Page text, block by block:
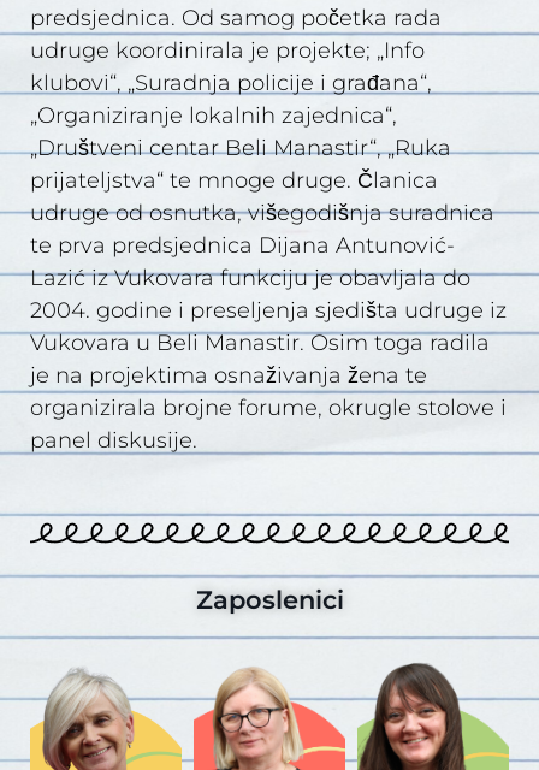
predsjednica. Od samog početka rada
udruge koordinirala je projekte; „Info
klubovi“, „Suradnja policije i građana“,
„Organiziranje lokalnih zajednica“,
„Društveni centar Beli Manastir“, „Ruka
prijateljstva“ te mnoge druge. Članica
udruge od osnutka, višegodišnja suradnica
te prva predsjednica Dijana Antunović-
Lazić iz Vukovara funkciju je obavljala do
2004. godine i preseljenja sjedišta udruge iz
Vukovara u Beli Manastir. Osim toga radila
je na projektima osnaživanja žena te
organizirala brojne forume, okrugle stolove i
panel diskusije.
Zaposlenici